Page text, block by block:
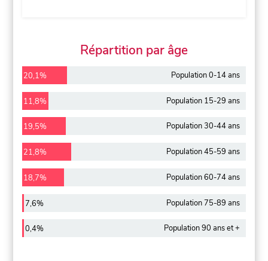
Répartition par âge
20,1% Population 0-14 ans
11,8% Population 15-29 ans
19,5% Population 30-44 ans
21,8% Population 45-59 ans
18,7% Population 60-74 ans
7,6% Population 75-89 ans
0,4% Population 90 ans et +